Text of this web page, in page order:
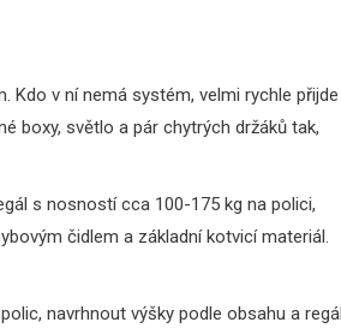
Kdo v ní nemá systém, velmi rychle přijde
boxy, světlo a pár chytrých držáků tak,
s nosností cca 100-175 kg na polici,
čidlem a základní kotvicí materiál.
navrhnout výšky podle obsahu a regál